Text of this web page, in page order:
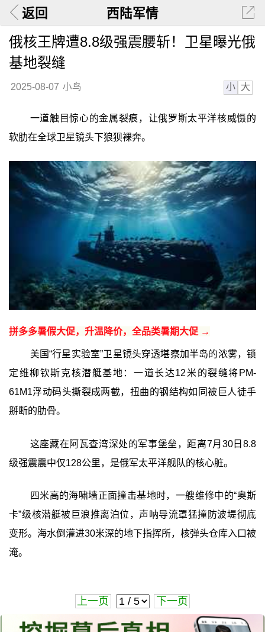
返回 西陆军情
俄核王牌遭8.8级强震腰斩！卫星曝光俄
基地裂缝
2025-08-07 小鸟 小 大
一道触目惊心的金属裂痕，让俄罗斯太平洋核威慑的
软肋在全球卫星镜头下狼狈裸奔。
拼多多暑假大促，升温降价，全品类暑期大促 →
美国“行星实验室”卫星镜头穿透堪察加半岛的浓雾，锁
定维柳钦斯克核潜艇基地：一道长达12米的裂缝将PM-
61M1浮动码头撕裂成两截，扭曲的钢结构如同被巨人徒手
掰断的肋骨。
这座藏在阿瓦查湾深处的军事堡垒，距离7月30日8.8
级强震震中仅128公里，是俄军太平洋舰队的核心脏。
四米高的海啸墙正面撞击基地时，一艘维修中的“奥斯
卡”级核潜艇被巨浪推离泊位，声呐导流罩猛撞防波堤彻底
变形。海水倒灌进30米深的地下指挥所，核弹头仓库入口被
淹。
上一页 下一页